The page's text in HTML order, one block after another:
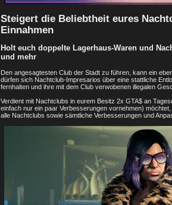
Steigert die Beliebtheit eures
Einnahmen
Holt euch doppelte Lagerhaus-Waren und
und mehr
Den angesagtesten Club der Stadt zu führen, kann ein
dürfen sich Nachtclub-Impresarios über eine stattliche
fernhalten und ihre mit dem Club verwobenen illegalen
Verdient mit Nachtclubs in eurem Besitz 2x GTA$ an
einfach nur ein paar Verbesserungen vornehmen)
alle Nachtclubs sowie sämtliche Verbesserungen und